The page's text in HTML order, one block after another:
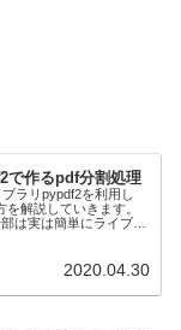
で作るpdf分割処理
ラリpypdf2を利用し
解説していきます。
は実は簡単にライブラ
2020.04.30